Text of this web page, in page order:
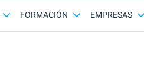
FORMACIÓN EMPRESAS